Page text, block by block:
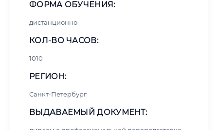
ФОРМА ОБУЧЕНИЯ:
дистанционно
КОЛ-ВО ЧАСОВ:
1010
РЕГИОН:
Санкт-Петербург
ВЫДАВАЕМЫЙ ДОКУМЕНТ: